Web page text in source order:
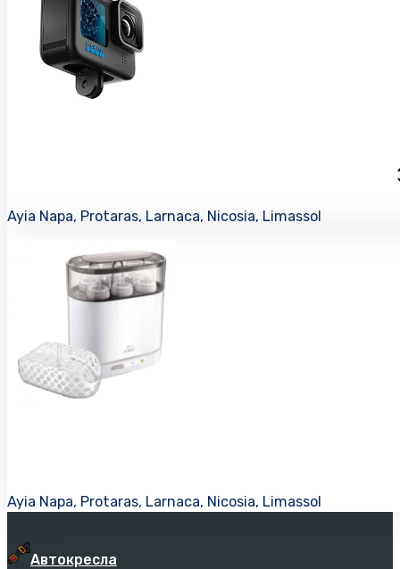
Ayia Napa, Protaras, Larnaca, Nicosia, Limassol
Ayia Napa, Protaras, Larnaca, Nicosia, Limassol
Автокресла